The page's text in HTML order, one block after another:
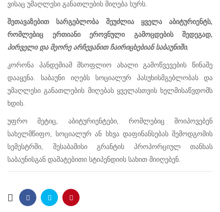
ვისაც უმაღლესი განათლების მიღება სურს.
შეთავაზებით სარგებლობა შეუძლია ყველა აბიტურიენტს,
რომლებიც ერთიანი ეროვნული გამოცდების შედეგად,
პირველი და მეორე არჩევანით ჩაირიცხებიან საბაუნიში.
კორონა პანდემიამ მსოფლიო ახალი გამოწვევების წინაშე
დააყენა. საბაუნი იღებს სოციალურ პასუხისმგებლობას და
უმაღლესი განათლების მიღებას ყველასთვის ხელმისაწვდომს
ხდის.
უფრო მეტიც, აბიტურიენტები, რომლებიც მოიპოვებენ
სახელმწიფო, სოციალურ ან სხვა დაფინანსებას შემოდგომის
სემესტრში, შესაბამისი გრანტის პროპორციულ თანხას
საბაუნისგან დამატებითი სტიპენდიის სახით მიიღებენ.